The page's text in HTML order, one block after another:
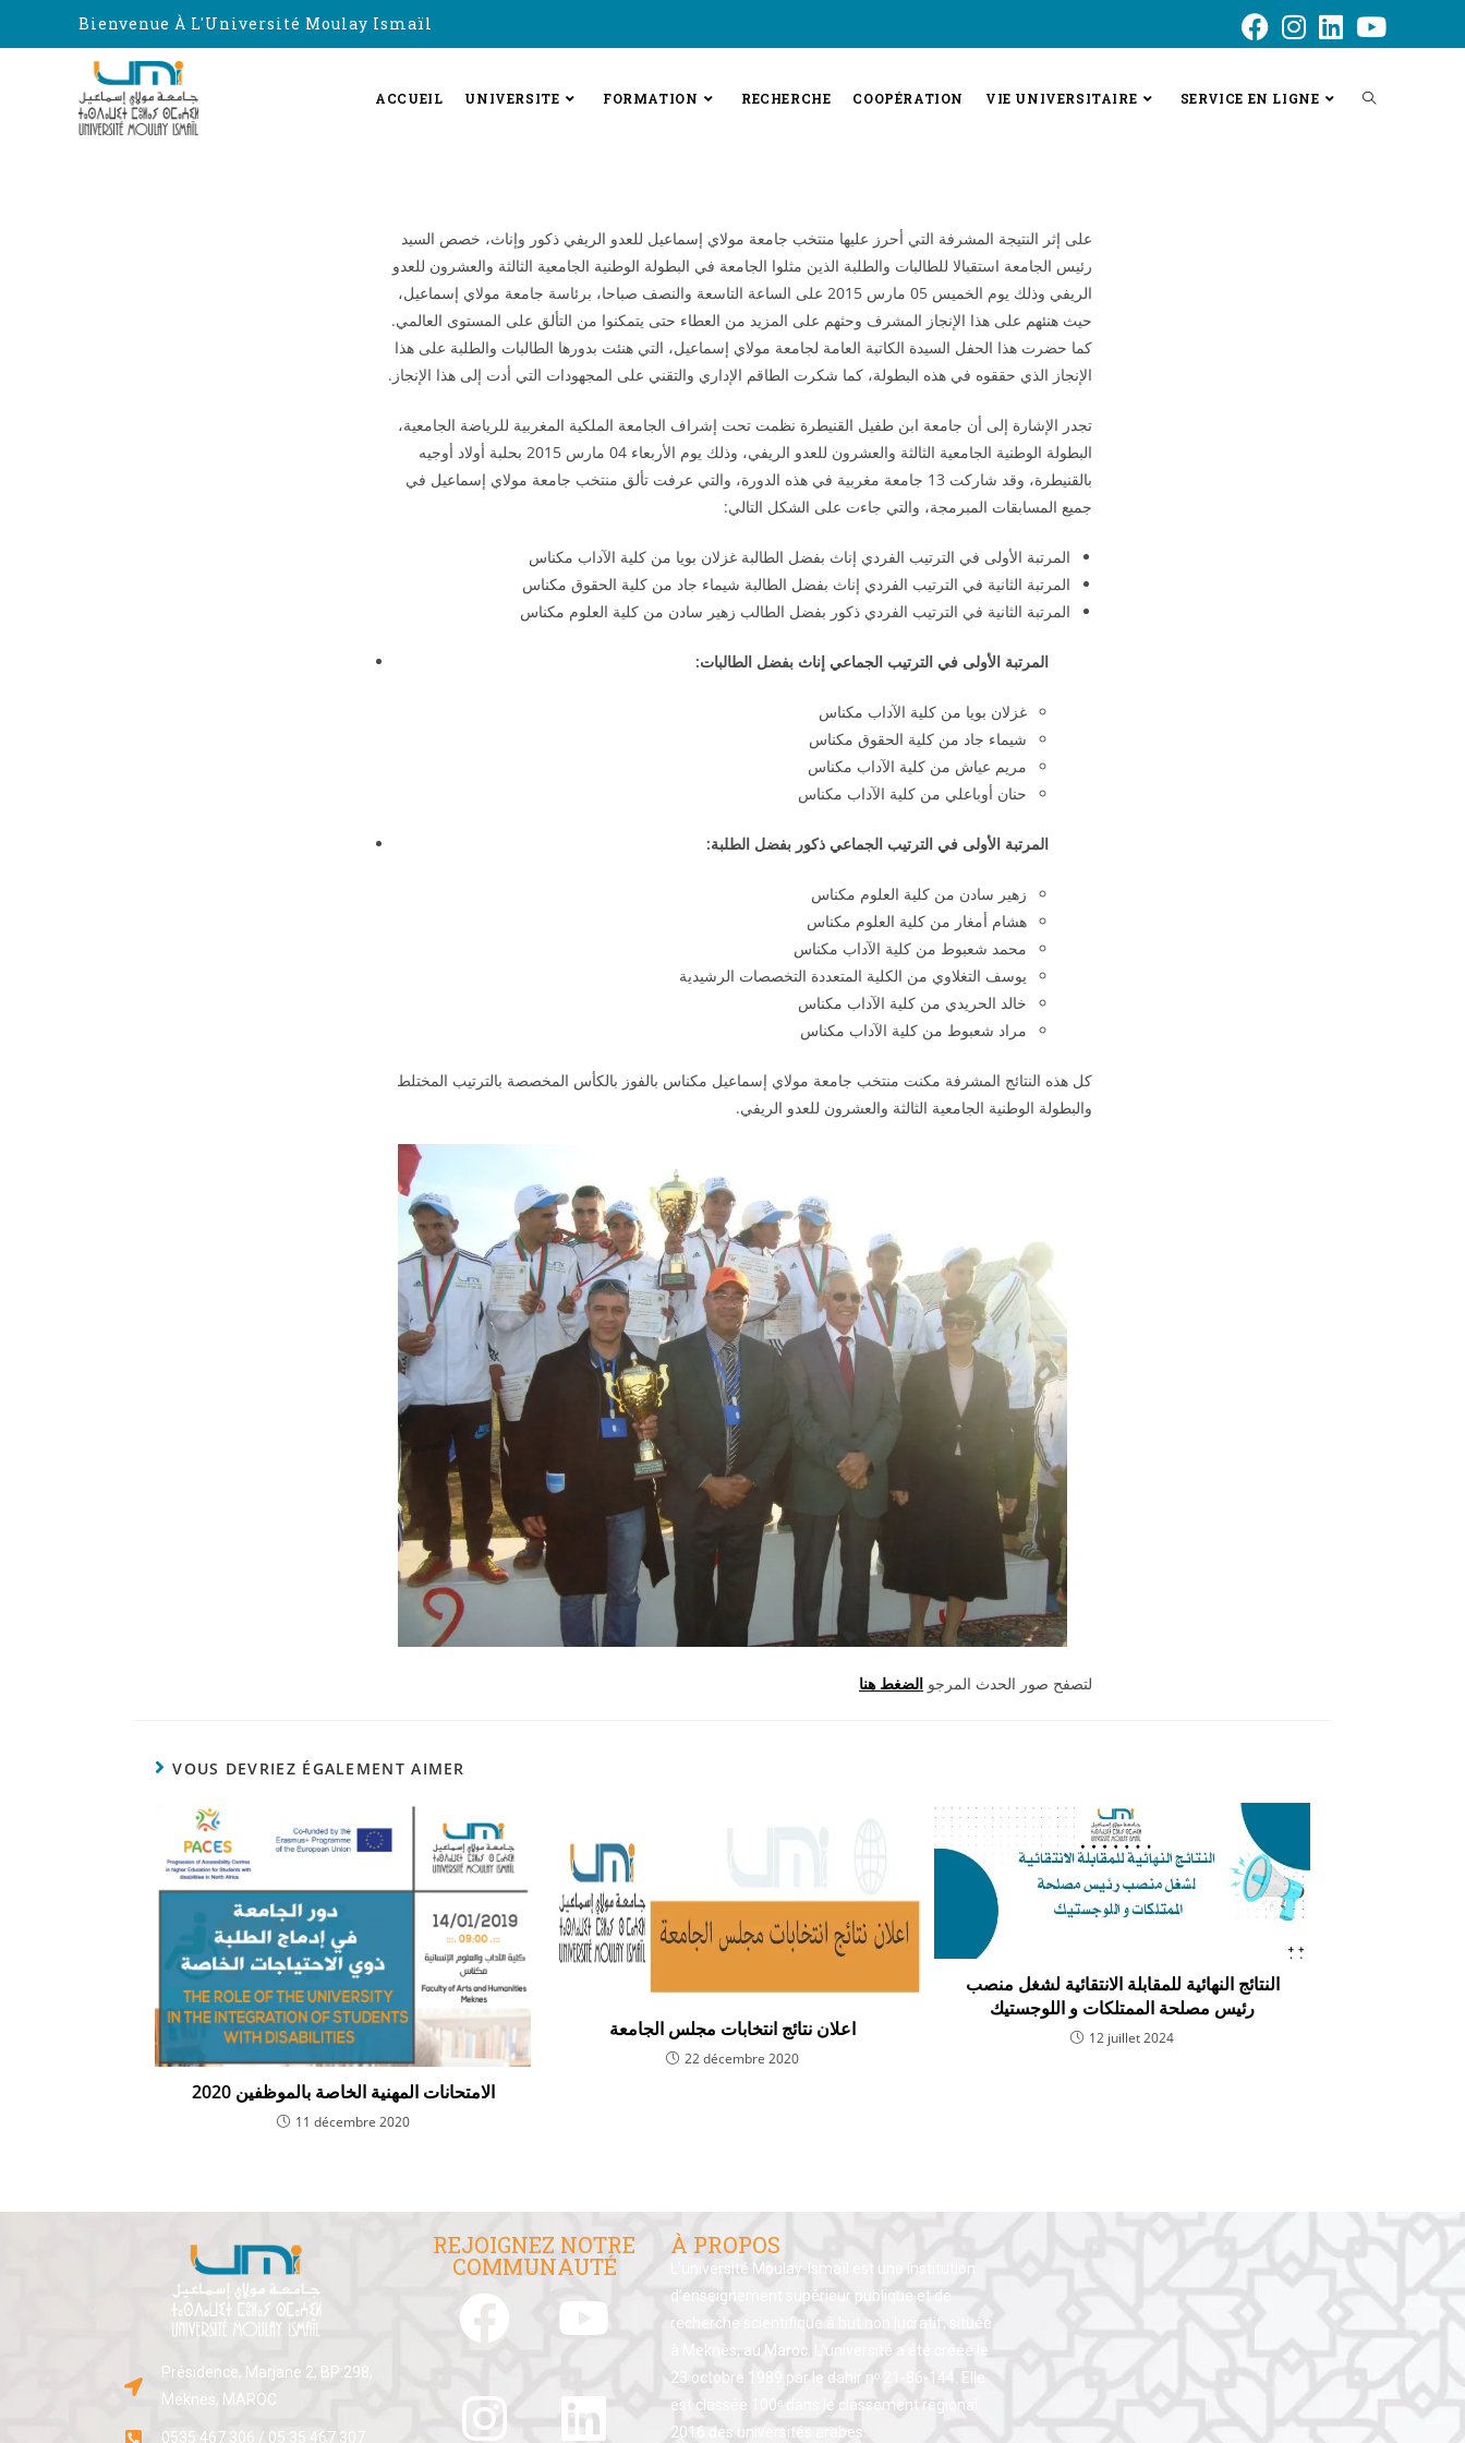
Bienvenue À L'Université Moulay Ismaïl
ACCUEIL UNIVERSITE FORMATION RECHERCHE COOPÉRATION VIE UNIVERSITAIRE SERVICE EN LIGNE
على إثر النتيجة المشرفة التي أحرز عليها منتخب جامعة مولاي إسماعيل للعدو الريفي ذكور وإناث، خصص السيد
رئيس الجامعة استقبالا للطالبات والطلبة الذين مثلوا الجامعة في البطولة الوطنية الجامعية الثالثة والعشرون للعدو
الريفي وذلك يوم الخميس 05 مارس 2015 على الساعة التاسعة والنصف صباحا، برئاسة جامعة مولاي إسماعيل،
حيث هنئهم على هذا الإنجاز المشرف وحثهم على المزيد من العطاء حتى يتمكنوا من التألق على المستوى العالمي.
كما حضرت هذا الحفل السيدة الكاتبة العامة لجامعة مولاي إسماعيل، التي هنئت بدورها الطالبات والطلبة على هذا
الإنجاز الذي حققوه في هذه البطولة، كما شكرت الطاقم الإداري والتقني على المجهودات التي أدت إلى هذا الإنجاز.
تجدر الإشارة إلى أن جامعة ابن طفيل القنيطرة نظمت تحت إشراف الجامعة الملكية المغربية للرياضة الجامعية،
البطولة الوطنية الجامعية الثالثة والعشرون للعدو الريفي، وذلك يوم الأربعاء 04 مارس 2015 بحلبة أولاد أوجيه
بالقنيطرة، وقد شاركت 13 جامعة مغربية في هذه الدورة، والتي عرفت تألق منتخب جامعة مولاي إسماعيل في
جميع المسابقات المبرمجة، والتي جاءت على الشكل التالي:
المرتبة الأولى في الترتيب الفردي إناث بفضل الطالبة غزلان بويا من كلية الآداب مكناس
المرتبة الثانية في الترتيب الفردي إناث بفضل الطالبة شيماء جاد من كلية الحقوق مكناس
المرتبة الثانية في الترتيب الفردي ذكور بفضل الطالب زهير سادن من كلية العلوم مكناس
المرتبة الأولى في الترتيب الجماعي إناث بفضل الطالبات:
غزلان بويا من كلية الآداب مكناس
شيماء جاد من كلية الحقوق مكناس
مريم عياش من كلية الآداب مكناس
حنان أوباعلي من كلية الآداب مكناس
المرتبة الأولى في الترتيب الجماعي ذكور بفضل الطلبة:
زهير سادن من كلية العلوم مكناس
هشام أمغار من كلية العلوم مكناس
محمد شعبوط من كلية الآداب مكناس
يوسف التغلاوي من الكلية المتعددة التخصصات الرشيدية
خالد الحريدي من كلية الآداب مكناس
مراد شعبوط من كلية الآداب مكناس
كل هذه النتائج المشرفة مكنت منتخب جامعة مولاي إسماعيل مكناس بالفوز بالكأس المخصصة بالترتيب المختلط
والبطولة الوطنية الجامعية الثالثة والعشرون للعدو الريفي.
لتصفح صور الحدث المرجو الضغط هنا
VOUS DEVRIEZ ÉGALEMENT AIMER
الامتحانات المهنية الخاصة بالموظفين 2020
11 décembre 2020
22 décembre 2020
النتائج النهائية للمقابلة الانتقائية لشغل منصب
رئيس مصلحة الممتلكات و اللوجستيك
12 juillet 2024
Présidence, Marjane 2, BP:298,
Meknes, MAROC
0535 467 306 / 05 35 467 307
REJOIGNEZ NOTRE
COMMUNAUTÉ
À PROPOS
L’université Moulay-Ismaïl est une institution
d’enseignement supérieur publique et de
recherche scientifique à but non lucratif, située
à Meknès, au Maroc. L’université a été créée le
23 octobre 1989 par le dahir nᵒ 21-86-144. Elle
est classée 100ᵉ dans le classement régional
2016 des universités arabes.